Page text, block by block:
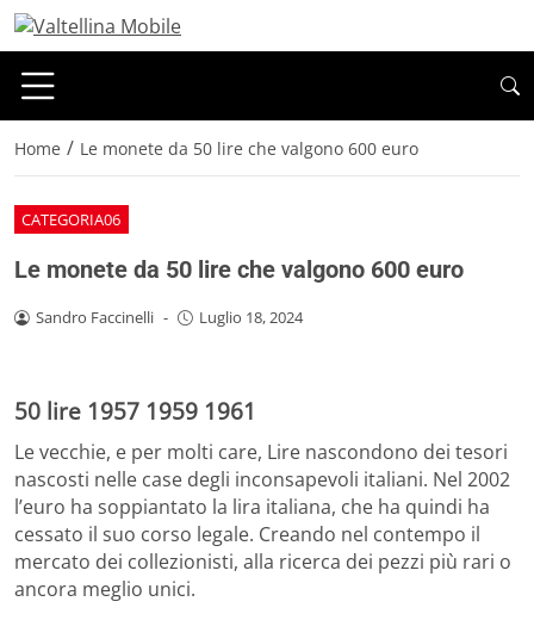
Home / Le monete da 50 lire che valgono 600 euro
CATEGORIA06
Le monete da 50 lire che valgono 600 euro
Sandro Faccinelli - Luglio 18, 2024
50 lire 1957 1959 1961
Le vecchie, e per molti care, Lire nascondono dei tesori
nascosti nelle case degli inconsapevoli italiani. Nel 2002
l’euro ha soppiantato la lira italiana, che ha quindi ha
cessato il suo corso legale. Creando nel contempo il
mercato dei collezionisti, alla ricerca dei pezzi più rari o
ancora meglio unici.